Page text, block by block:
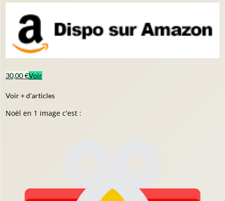
30,00 €Voir
Voir + d'articles
Noël en 1 image c'est :